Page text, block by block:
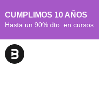
CUMPLIMOS 10 AÑOS
Hasta un 90% dto. en cursos